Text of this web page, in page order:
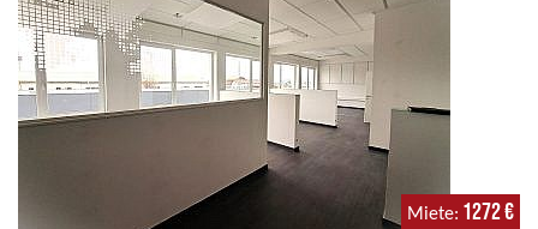
Miete 1272 €